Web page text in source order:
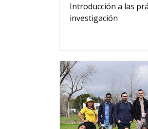
Introducción a las
investigación